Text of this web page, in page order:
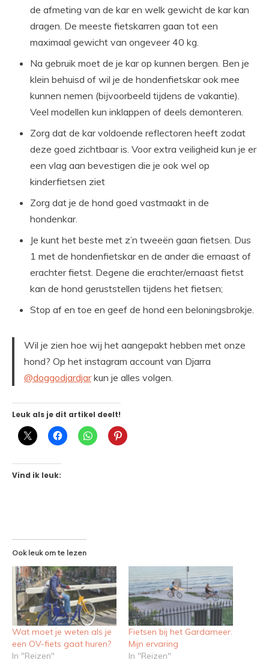
de afmeting van de kar en welk gewicht de kar kan
dragen. De meeste fietskarren gaan tot een
maximaal gewicht van ongeveer 40 kg.
Na gebruik moet de je kar op kunnen bergen. Ben je
klein behuisd of wil je de hondenfietskar ook mee
kunnen nemen (bijvoorbeeld tijdens de vakantie).
Veel modellen kun inklappen of deels demonteren.
Zorg dat de kar voldoende reflectoren heeft zodat
deze goed zichtbaar is. Voor extra veiligheid kun je er
een vlag aan bevestigen die je ook wel op
kinderfietsen ziet
Zorg dat je de hond goed vastmaakt in de
hondenkar.
Je kunt het beste met z’n tweeën gaan fietsen. Dus
1 met de hondenfietskar en de ander die ernaast of
erachter fietst. Degene die erachter/ernaast fietst
kan de hond geruststellen tijdens het fietsen;
Stop af en toe en geef de hond een beloningsbrokje.
Wil je zien hoe wij het aangepakt hebben met onze
hond? Op het instagram account van Djarra
@doggodjardjarkun je alles volgen.
Leuk als je dit artikel deelt!
Vind ik leuk:
Ook leuk om te lezen
Wat moet je weten als je
een OV-fiets gaat huren?
In "Reizen"
Fietsen bij het Gardameer.
Mijn ervaring
In "Reizen"